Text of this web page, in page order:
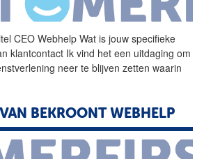
CEO Webhelp Wat is jouw specifieke
klantcontact Ik vind het een uitdaging om
neer te blijven zetten waarin
BEKROONT WEBHELP